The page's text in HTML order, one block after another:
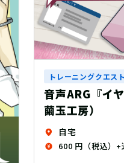
しずおかトレ
～夢の依頼と
静岡県
無料